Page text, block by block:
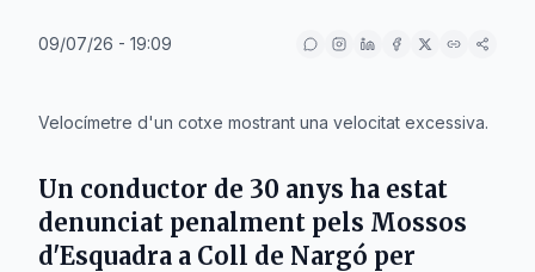
09/07/26 - 19:09
Velocímetre d'un cotxe mostrant una velocitat excessiva.
Un conductor de 30 anys ha estat
denunciat penalment pels Mossos
d'Esquadra a Coll de Nargó per